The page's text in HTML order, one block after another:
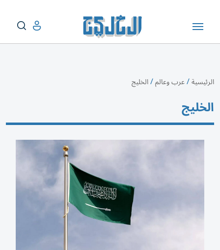
الرئيسية/عرب وعالم/الخليج
الخليج